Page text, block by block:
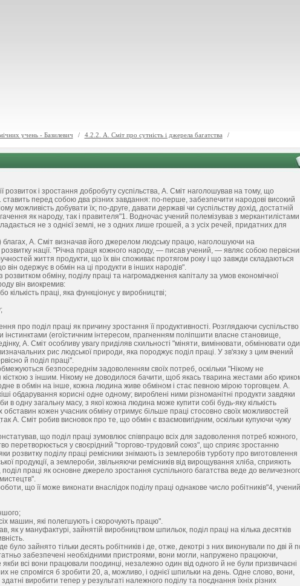
учень - Базилевич / 4.2.2. А. Сміт про сутність і джерела багатства /
і зростання добробуту суспільства, А. Сміт наголошував на тому, що
ставить перед собою два різних завдання: по-перше, забезпечити народові високий
можливість добувати їх; по-друге, давати державі чи суспільству дохід, достатній
як народу, так і правителя"1. Водночас учений полемізував з меркантилістами
не з однієї землі, не з одних лише грошей, а з усіх речей, придатних для
благах, А. Сміт визначав його джерелом людську працю, наголошуючи на
нації. "Річна праця кожного народу, — писав учений, — являє собою
життя продукти, що їх він споживає протягом року і що завжди складаються
він одержує в обмін на ці продукти в інших народів".
обміну, поділу праці та нагромадження капіталу за умов економічної
він виокремив:
праці, яка функціонує у виробництві;
про поділ праці як причину зростання її продуктивності. Розглядаючи суспільство
інстинктами (егоїстичним інтересом, прагненням поліпшити власне становище,
А. Сміт особливу увагу приділяв схильності "міняти, вимінювати, обмінювати
рис людської природи, яка породжує поділ праці. У зв'язку з цим вчений
й поділ праці".
безпосереднім задоволенням своїх потреб, оскільки "Нікому не
з іншим. Нікому не доводилося бачити, щоб якась тварина жестами або
в обмін на інше, кожна людина живе обміном і стає певною мірою торговцем. А.
обдарування корисні одне одному; вироблені ними різноманітні продукти завдяки
в одну загальну масу, з якої кожна людина може купити собі будь-яку кількість
кожен учасник обміну отримує більше праці стосовно своїх можливостей
А. Сміт робив висновок про те, що обмін є взаємовигідним, оскільки купуючи чужу
що поділ праці зумовлює співпрацю всіх для задоволення потреб кожного,
перетворюється у своєрідний "торгово-трудовий союз", що сприяє зростанню
розвитку поділу праці ремісники знімають із землеробів турботу про виготовлення
продукції, а землероби, звільняючи ремісників від вирощування хліба, сприяють
праці як основне джерело зростання суспільного багатства веде до
що її може виконати внаслідок поділу праці однакове число робітників"4, учений
машин, які полегшують і скорочують працю".
як у мануфактурі, зайнятій виробництвом шпильок, поділ праці на кілька десятків
зайнято тільки десять робітників і де, отже, декотрі з них виконували по дві й
забезпечені необхідними пристроями, вони могли, напружено працюючи,
всі вони працювали поодинці, незалежно один від одного й не були призвичаєні
не спромігся б зробити 20, а, можливо, і однієї шпильки на день. Одне слово, вони,
виробити тепер у результаті належного поділу та поєднання їхніх різних